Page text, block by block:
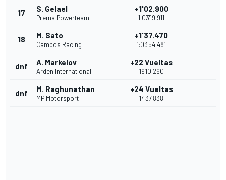
17 S. Gelael
Prema Powerteam
+1'02.900
1:03'19.911
18 M. Sato
Campos Racing
+1'37.470
1:03'54.481
dnf A. Markelov
Arden International
+22 Vueltas
19'10.260
dnf M. Raghunathan
MP Motorsport
+24 Vueltas
14'37.838